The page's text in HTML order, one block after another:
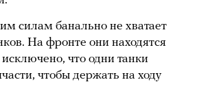
силам банально не хватает
На фронте они находятся
что одни танки
чтобы держать на ходу